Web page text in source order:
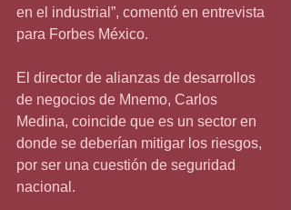
en el industrial”, comentó en entrevista
para Forbes México.
El director de alianzas de desarrollos
de negocios de Mnemo, Carlos
Medina, coincide que es un sector en
donde se deberían mitigar los riesgos,
por ser una cuestión de seguridad
nacional.